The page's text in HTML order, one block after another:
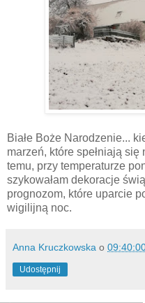
Białe Boże Narodzenie...
marzeń, które spełniają
temu, przy temperaturze
szykowałam dekoracje
prognozom, które uparcie
wigilijną noc.
Anna Kruczkowska o
Udostępnij